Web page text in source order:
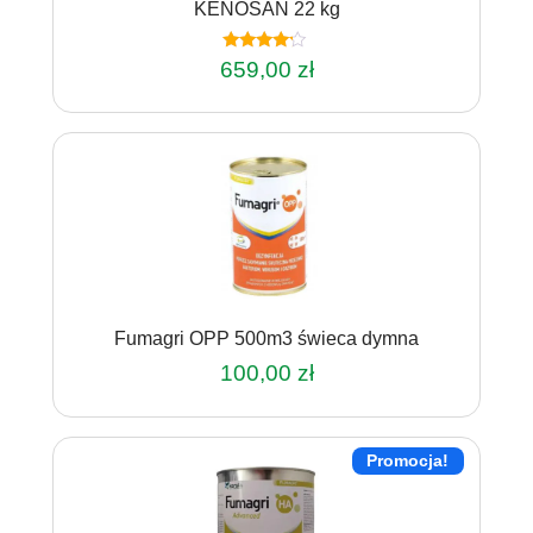
KENOSAN 22 kg
Oceniono
4.00
659,00 zł
Fumagri OPP 500m3 świeca dymna
100,00 zł
Promocja!